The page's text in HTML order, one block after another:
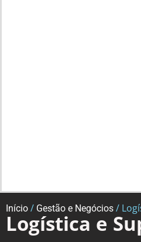
Início / Gestão e Negócios /
Logística e